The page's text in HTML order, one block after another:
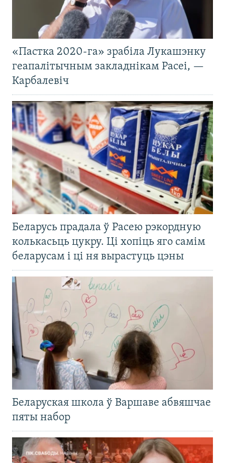
«Пастка 2020-га» зрабіла Лукашэнку
геапалітычным закладнікам Расеі, —
Карбалевіч
Беларусь прадала ў Расею рэкордную
колькасьць цукру. Ці хопіць яго самім
беларусам і ці ня вырастуць цэны
Беларуская школа ў Варшаве абвяшчае
пяты набор